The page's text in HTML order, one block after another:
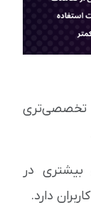
تخصصی‌تری
بیشتری در
دارد.